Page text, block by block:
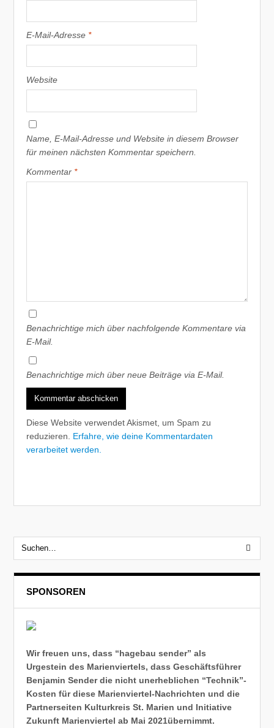
E-Mail-Adresse *
Website
Name, E-Mail-Adresse und Website in diesem Browser
für meinen nächsten Kommentar speichern.
Kommentar *
Benachrichtige mich über nachfolgende Kommentare via
E-Mail.
Benachrichtige mich über neue Beiträge via E-Mail.
Diese Website verwendet Akismet, um Spam zu
reduzieren. Erfahre, wie deine Kommentardaten
verarbeitet werden.
SPONSOREN
Wir freuen uns, dass “hagebau sender” als
Urgestein des Marienviertels, dass Geschäftsführer
Benjamin Sender die nicht unerheblichen “Technik”-
Kosten für diese Marienviertel-Nachrichten und die
Partnerseiten Kulturkreis St. Marien und Initiative
Zukunft Marienviertel ab Mai 2021übernimmt.